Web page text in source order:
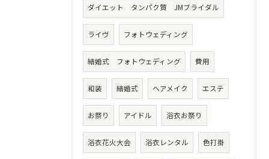
ダイエット タンパク質 JMブライダル
ライヴ フォトウェディング
結婚式 フォトウェディング 費用
和装 結婚式 ヘアメイク エステ
お祭り アイドル 浴衣お祭り
浴衣花火大会 浴衣レンタル 色打掛